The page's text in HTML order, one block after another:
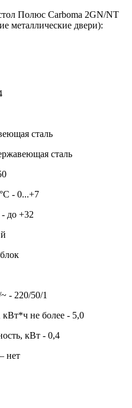
Полюс Carboma 2GN/NT
металлические двери):
сталь
сталь
- 0...+7
до +32
- 220/50/1
кВт*ч не более - 5,0
кВт - 0,4
нет